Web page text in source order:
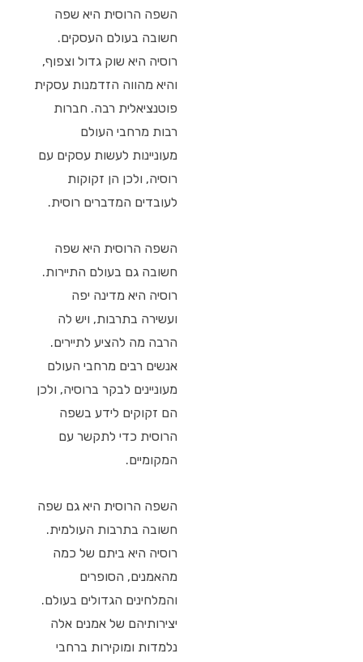
השפה הרוסית היא שפה
חשובה בעולם העסקים.
רוסיה היא שוק גדול וצפוף,
והיא מהווה הזדמנות עסקית
פוטנציאלית רבה. חברות
רבות מרחבי העולם
מעוניינות לעשות עסקים עם
רוסיה, ולכן הן זקוקות
לעובדים המדברים רוסית.
השפה הרוסית היא שפה
חשובה גם בעולם התיירות.
רוסיה היא מדינה יפה
ועשירה בתרבות, ויש לה
הרבה מה להציע לתיירים.
אנשים רבים מרחבי העולם
מעוניינים לבקר ברוסיה, ולכן
הם זקוקים לידע בשפה
הרוסית כדי לתקשר עם
המקומיים.
השפה הרוסית היא גם שפה
חשובה בתרבות העולמית.
רוסיה היא ביתם של כמה
מהאמנים, הסופרים
והמלחינים הגדולים בעולם.
יצירותיהם של אמנים אלה
נלמדות ומוקירות ברחבי